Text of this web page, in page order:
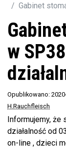
Gabinet
w
Opublikowano:
H.Rauchfleisch
Informujemy, że
działalność od
on-line , dzieci